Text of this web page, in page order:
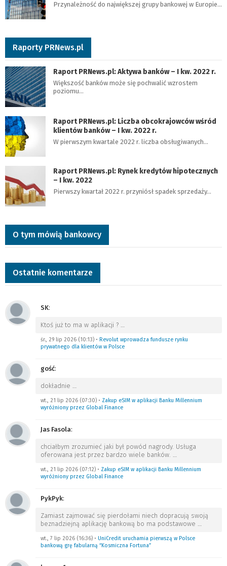
Przynależność do największej grupy bankowej w Europie…
Raporty PRNews.pl
Raport PRNews.pl: Aktywa banków – I kw. 2022 r.
Większość banków może się pochwalić wzrostem
poziomu…
Raport PRNews.pl: Liczba obcokrajowców wśród
klientów banków – I kw. 2022 r.
W pierwszym kwartale 2022 r. liczba obsługiwanych…
Raport PRNews.pl: Rynek kredytów hipotecznych
– I kw. 2022
Pierwszy kwartał 2022 r. przyniósł spadek sprzedaży…
O tym mówią bankowcy
Ostatnie komentarze
SK:
Ktoś już to ma w aplikacji ? …
śr., 29 lip 2026 (10:13) • Revolut wprowadza fundusze rynku
prywatnego dla klientów w Polsce
gość:
dokładnie …
wt., 21 lip 2026 (07:30) • Zakup eSIM w aplikacji Banku Millennium
wyróżniony przez Global Finance
Jas Fasola:
chciałbym zrozumieć jaki był powód nagrody. Usługa
oferowana jest przez bardzo wiele banków. …
wt., 21 lip 2026 (07:12) • Zakup eSIM w aplikacji Banku Millennium
wyróżniony przez Global Finance
PykPyk:
Zamiast zajmować się pierdołami niech dopracują swoją
beznadziejną aplikację bankową bo ma podstawowe …
wt., 7 lip 2026 (16:36) • UniCredit uruchamia pierwszą w Polsce
bankową grę fabularną “Kosmiczna Fortuna”